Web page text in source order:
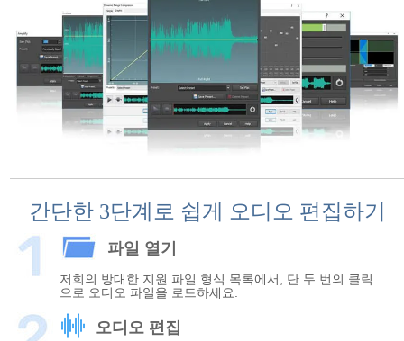
간단한 3단계로 쉽게 오디오 편집하기
파일 열기
저희의 방대한 지원 파일 형식 목록에서, 단 두 번의 클릭
으로 오디오 파일을 로드하세요.
오디오 편집